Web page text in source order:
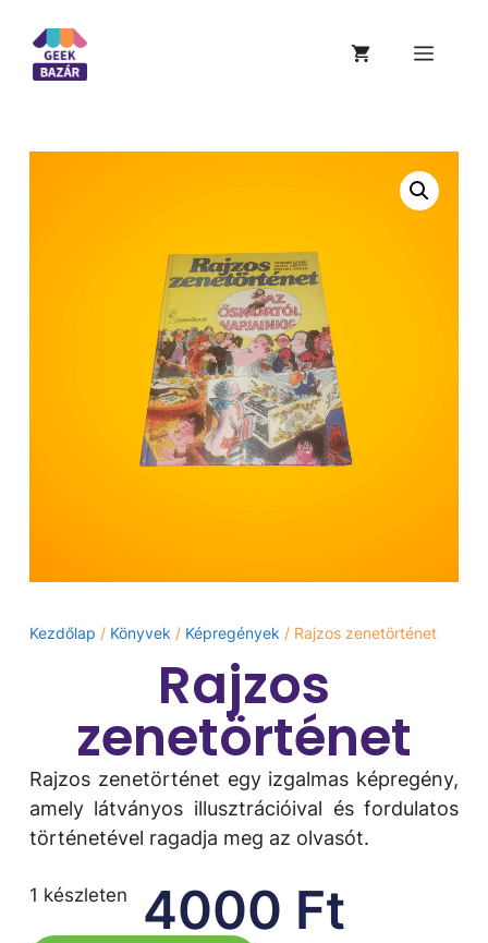
Kezdőlap / Könyvek / Képregények / Rajzos zenetörténet
Rajzos
zenetörténet
Rajzos zenetörténet egy izgalmas képregény,
amely látványos illusztrációival és fordulatos
történetével ragadja meg az olvasót.
4000 Ft
1 készleten